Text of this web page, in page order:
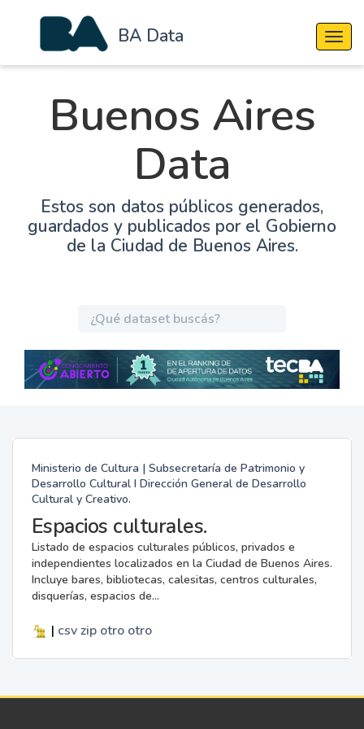
BA Data
Buenos Aires
Data
Estos son datos públicos generados,
guardados y publicados por el Gobierno
de la Ciudad de Buenos Aires.
Ministerio de Cultura | Subsecretaría de Patrimonio y
Desarrollo Cultural I Dirección General de Desarrollo
Cultural y Creativo.
Espacios culturales.
Listado de espacios culturales públicos, privados e
independientes localizados en la Ciudad de Buenos Aires.
Incluye bares, bibliotecas, calesitas, centros culturales,
disquerías, espacios de...
| csv zip otro otro